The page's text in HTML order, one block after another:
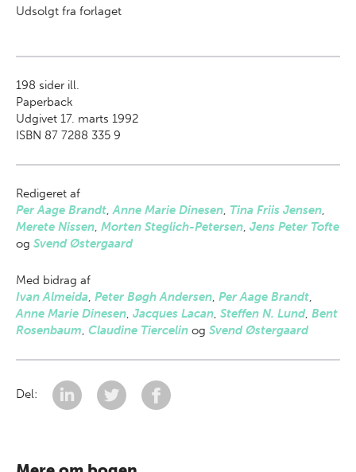
Udsolgt fra forlaget
198 sider ill.
Paperback
Udgivet 17. marts 1992
ISBN 87 7288 335 9
Redigeret af
Per Aage Brandt,Anne Marie Dinesen, Tina Friis Jensen,
Merete Nissen, Morten Steglich-Petersen, Jens Peter Tofte
og Svend Østergaard
Med bidrag af
Ivan Almeida, Peter Bøgh Andersen, Per Aage Brandt,
Anne Marie Dinesen, Jacques Lacan, Steffen N. Lund, Bent
Rosenbaum, Claudine Tiercelin og Svend Østergaard
Del: